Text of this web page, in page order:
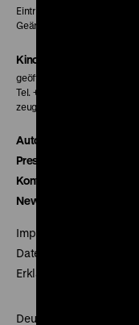
Eintritt 5 €
Geänderte Preise sind im
Kinokasse
geöffnet 30 Minuten vor
Tel. + 49 30 20304-770
zeughauskino@dhm.de
Autor*innen
Presse
Kontakt
Newsletter
Impressum
Datenschutz
Erklärung digitale
Deutsches Historisches